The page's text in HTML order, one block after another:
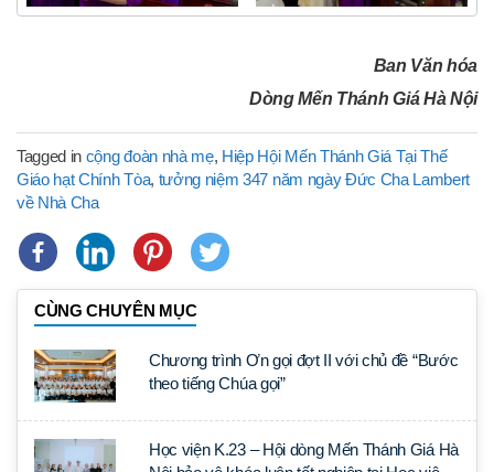
Ban Văn hóa
Dòng Mến Thánh Giá Hà Nội
Tagged in cộng đoàn nhà mẹ, Hiệp Hội Mến Thánh Giá Tại Thế
Giáo hạt Chính Tòa, tưởng niệm 347 năm ngày Đức Cha Lambert
về Nhà Cha
CÙNG CHUYÊN MỤC
Chương trình Ơn gọi đợt II với chủ đề “Bước
theo tiếng Chúa gọi”
Học viện K.23 – Hội dòng Mến Thánh Giá Hà